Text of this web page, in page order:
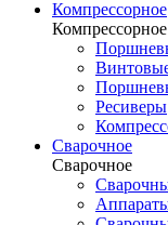
Компрессорное
Компрессорное
Ресиверы
Сварочное
Сварочное